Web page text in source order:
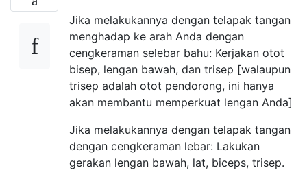
Jika melakukannya dengan telapak tangan
menghadap ke arah Anda dengan
cengkeraman selebar bahu: Kerjakan otot
bisep, lengan bawah, dan trisep [walaupun
trisep adalah otot pendorong, ini hanya
akan membantu memperkuat lengan Anda]
Jika melakukannya dengan telapak tangan
dengan cengkeraman lebar: Lakukan
gerakan lengan bawah, lat, biceps, trisep.